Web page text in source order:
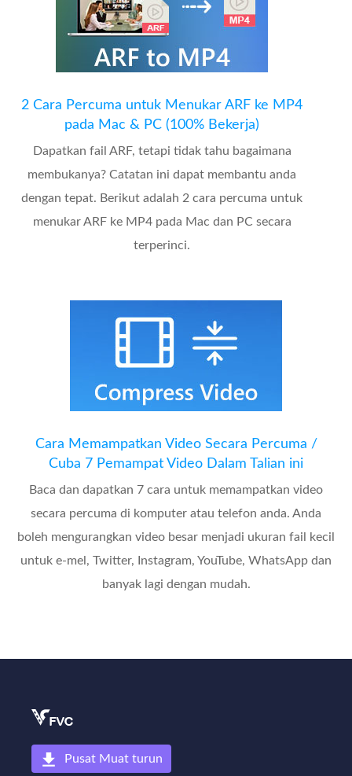
2 Cara Percuma untuk Menukar ARF ke MP4
pada Mac & PC (100% Bekerja)
Dapatkan fail ARF, tetapi tidak tahu bagaimana
membukanya? Catatan ini dapat membantu anda
dengan tepat. Berikut adalah 2 cara percuma untuk
menukar ARF ke MP4 pada Mac dan PC secara
terperinci.
Cara Memampatkan Video Secara Percuma /
Cuba 7 Pemampat Video Dalam Talian ini
Baca dan dapatkan 7 cara untuk memampatkan video
secara percuma di komputer atau telefon anda. Anda
boleh mengurangkan video besar menjadi ukuran fail kecil
untuk e-mel, Twitter, Instagram, YouTube, WhatsApp dan
banyak lagi dengan mudah.
Pusat Muat turun